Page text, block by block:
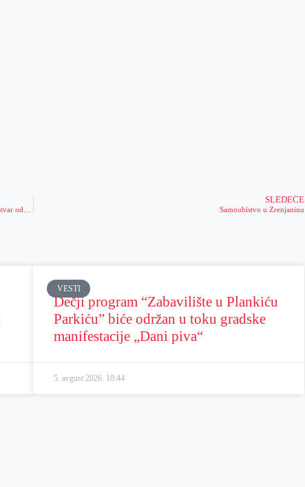
SLEDEĆE
Samoubistvo u Zrenjaninu
VESTI
Dečji program “Zabavilište u Plankiću
Parkiću” biće održan u toku gradske
manifestacije „Dani piva“
5. avgust 2026. 10:44